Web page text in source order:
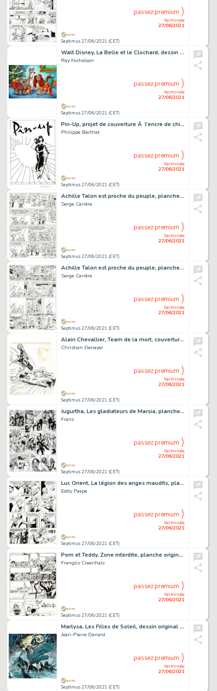
Septimus 27/06/2021 (CET)
terminée
27/06/2021
passez premium
Walt Disney, La Belle et le Clochard, dessin original très…
Ray Nicholson
Septimus 27/06/2021 (CET)
terminée
27/06/2021
passez premium
Pin-Up, projet de couverture Ã l'encre de chine pour…
Philippe Berthet
Septimus 27/06/2021 (CET)
terminée
27/06/2021
passez premium
Achille Talon est proche du peuple, planche originale Ã …
Serge Carrère
Septimus 27/06/2021 (CET)
terminée
27/06/2021
passez premium
Achille Talon est proche du peuple, planche originale Ã …
Serge Carrère
Septimus 27/06/2021 (CET)
terminée
27/06/2021
passez premium
Alain Chevallier, Team de la mort, couverture originale Ã …
Christian Denayer
Septimus 27/06/2021 (CET)
terminée
27/06/2021
passez premium
Jugurtha, Les gladiateurs de Marsia, planche originale Ã …
Franz
Septimus 27/06/2021 (CET)
terminée
27/06/2021
passez premium
Luc Orient, La légion des anges maudits, planche originale…
Eddy Paape
Septimus 27/06/2021 (CET)
terminée
27/06/2021
passez premium
Pom et Teddy, Zone interdite, planche originale Ã …
François Craenhals
Septimus 27/06/2021 (CET)
terminée
27/06/2021
passez premium
Marlysa, Les Filles de Soleil, dessin original Ã …
Jean-Pierre Danard
Septimus 27/06/2021 (CET)
terminée
27/06/2021
passez premium